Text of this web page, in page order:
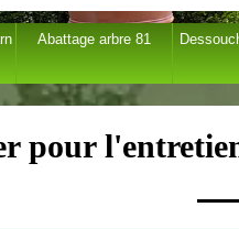
Abattage arbre 81
pour